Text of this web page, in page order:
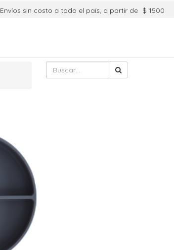
Envíos sin costo a todo el país, a partir de $ 1500